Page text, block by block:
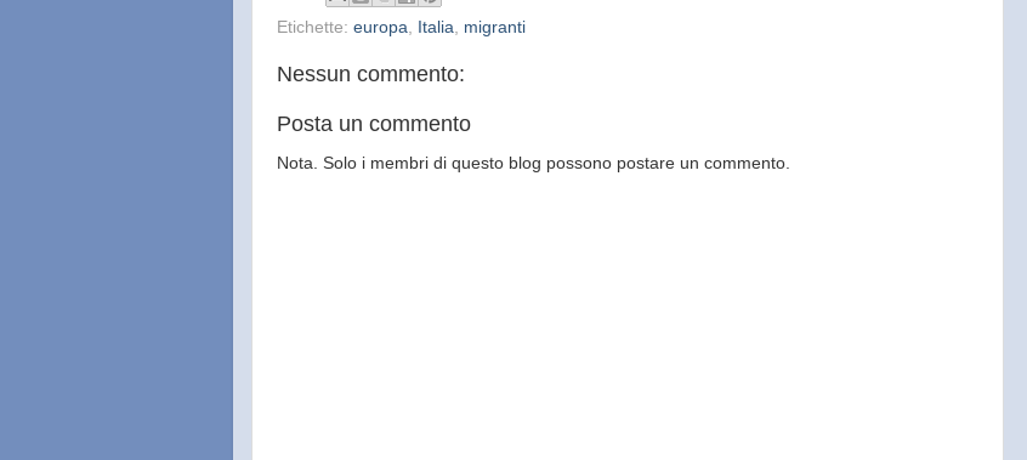
Etichette: europa Italia migranti
Nessun commento:
Posta un commento
Nota. Solo i membri di questo blog possono postare un commento.